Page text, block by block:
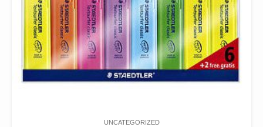
UNCATEGORIZED